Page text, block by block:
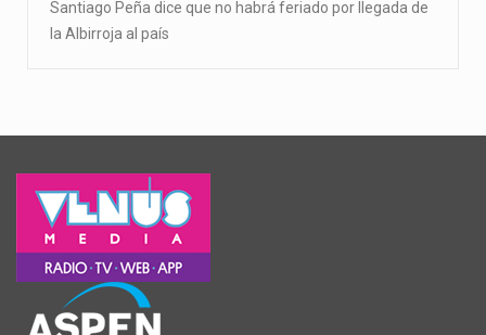
Santiago Peña dice que no habrá feriado por llegada de
la Albirroja al país